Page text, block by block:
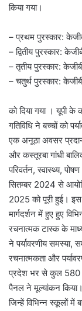
किया गया।
– प्रथम पुरस्कार:
– द्वितीय पुरस्कार:
– तृतीय पुरस्कार:
– चतुर्थ पुरस्कार:
को दिया गया । यूपी के
गतिविधि ने बच्चों को
एक अनूठा अवसर
और कस्तूरबा गांधी
परिवर्तन, स्वास्थ्य,
सितम्बर 2024 से
2025 को पूरी हुई।
मार्गदर्शन में हुए हुए
रचनात्मक टास्क के
ने पर्यावरणीय
रचनात्मकता और
प्रदेश भर से कुल 580 से
पैनल ने मूल्यांकन
जिन्हें विभिन्न स्कूलों में